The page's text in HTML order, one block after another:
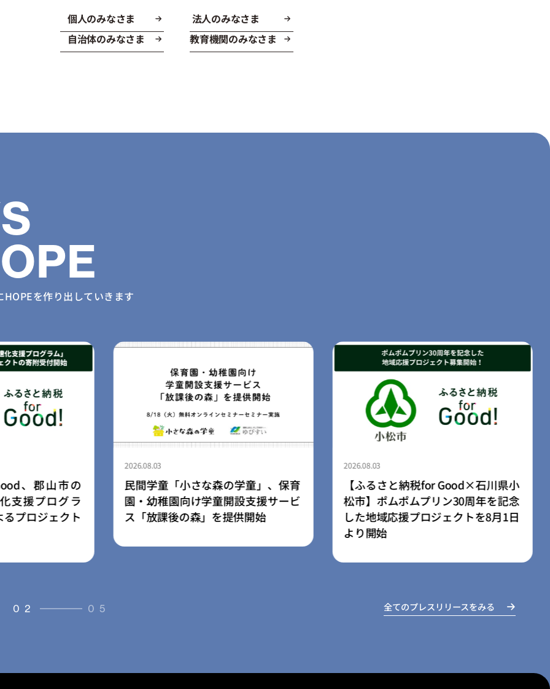
個人のみなさま
法人のみなさま
自治体のみなさま
教育機関のみなさま
HOPEを作り出していきます
学童」、保育
設支援サービ
供開始
2026.08.03
【ふるさと納税for Good×石川県小
松市】ポムポムプリン30周年を記念
した地域応援プロジェクトを8月1日
2026.08.03
ライフスタイルブランド「LIB」、
広島空港店を8月3日にリニューアル
オープン
03 05 全てのプレスリリースをみる